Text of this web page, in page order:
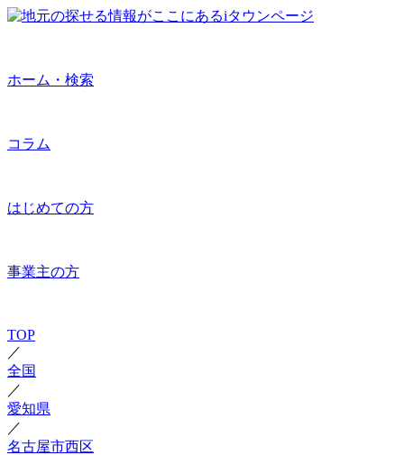
ホーム・検索
コラム
はじめての方
事業主の方
TOP
／
全国
／
愛知県
／
名古屋市西区